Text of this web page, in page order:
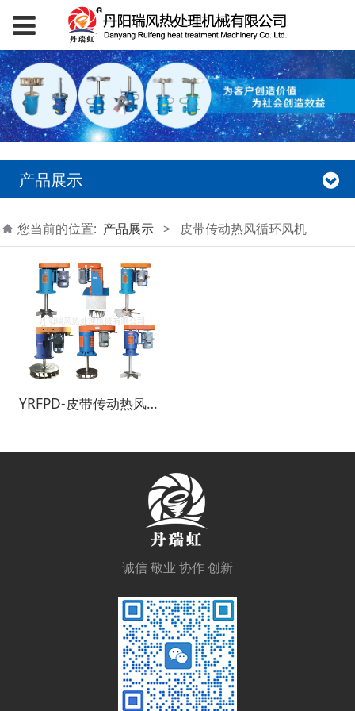
产品展示
您当前的位置: 产品展示 > 皮带传动热风循环风机
YRFPD-皮带传动热风循环风机
诚信 敬业 协作 创新